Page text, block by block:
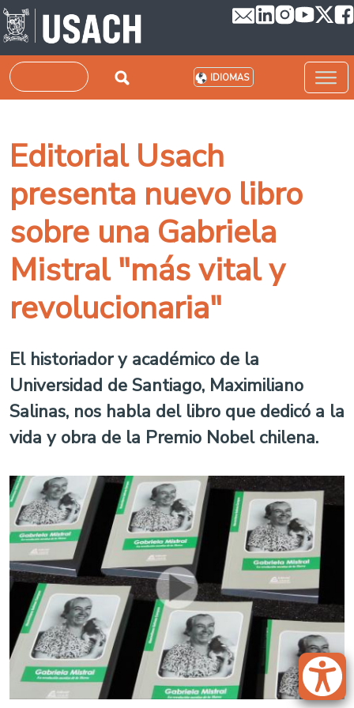
Pasar al contenido principal
Buscar IDIOMAS
Editorial Usach
presenta nuevo libro
sobre una Gabriela
Mistral "más vital y
revolucionaria"
El historiador y académico de la
Universidad de Santiago, Maximiliano
Salinas, nos habla del libro que dedicó a la
vida y obra de la Premio Nobel chilena.